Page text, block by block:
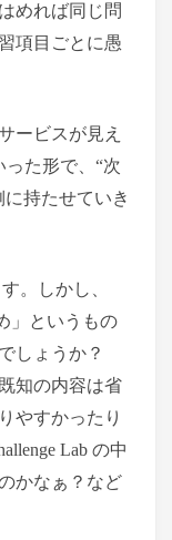
めれば同じ問
項目ごとに愚
ービスが見え
た形で、“次
持たせていき
。しかし、
」というもの
しょうか？
知の内容は省
やすかったり
Lab の中
かなぁ？など